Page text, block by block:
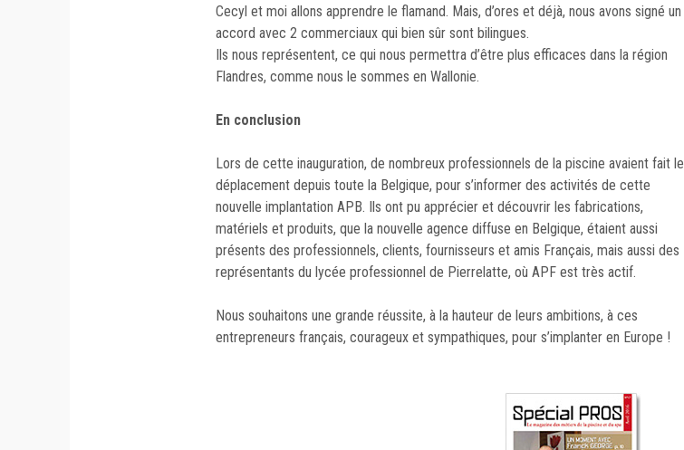
Cecyl et moi allons apprendre le flamand. Mais, d’ores et déjà, nous avons signé un
accord avec 2 commerciaux qui bien sûr sont bilingues.
Ils nous représentent, ce qui nous permettra d’être plus efficaces dans la région
Flandres, comme nous le sommes en Wallonie.
En conclusion
Lors de cette inauguration, de nombreux professionnels de la piscine avaient fait le
déplacement depuis toute la Belgique, pour s’informer des activités de cette
nouvelle implantation APB. Ils ont pu apprécier et découvrir les fabrications,
matériels et produits, que la nouvelle agence diffuse en Belgique, étaient aussi
présents des professionnels, clients, fournisseurs et amis Français, mais aussi des
représentants du lycée professionnel de Pierrelatte, où APF est très actif.
Nous souhaitons une grande réussite, à la hauteur de leurs ambitions, à ces
entrepreneurs français, courageux et sympathiques, pour s’implanter en Europe !